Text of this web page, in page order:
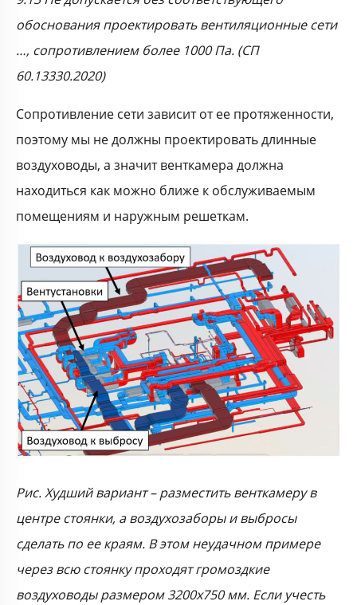
обоснования проектировать вентиляционные сети
…, сопротивлением более 1000 Па. (СП
60.13330.2020)
Сопротивление сети зависит от ее протяженности,
поэтому мы не должны проектировать длинные
воздуховоды, а значит венткамера должна
находиться как можно ближе к обслуживаемым
помещениям и наружным решеткам.
Рис. Худший вариант – разместить венткамеру в
центре стоянки, а воздухозаборы и выбросы
сделать по ее краям. В этом неудачном примере
через всю стоянку проходят громоздкие
воздуховоды размером 3200х750 мм. Если учесть